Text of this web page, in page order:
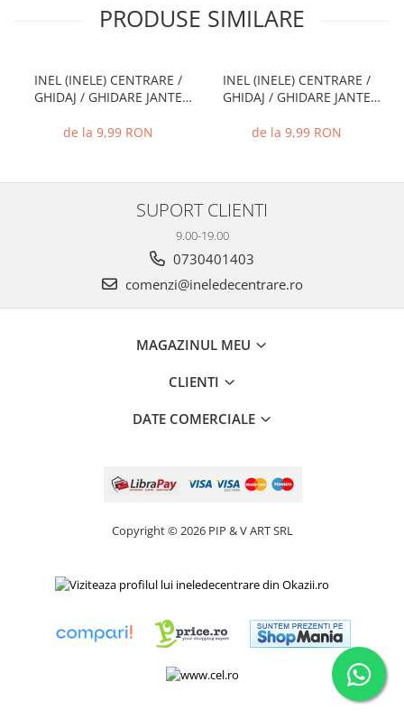
PRODUSE SIMILARE
INEL (INELE) CENTRARE /
GHIDAJ / GHIDARE JANTE
de la 9,99 RON
INEL (INELE) CENTRARE /
GHIDAJ / GHIDARE JANTE
de la 9,99 RON
SUPORT CLIENTI
9.00-19.00
0730401403
comenzi@ineledecentrare.ro
MAGAZINUL MEU
CLIENTI
DATE COMERCIALE
Copyright © 2026 PIP & V ART SRL